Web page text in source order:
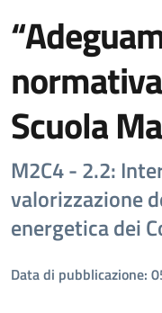
Scuola
M2C4 - 2.2:
valorizzazione
energetica dei
Data di pubblicazione: